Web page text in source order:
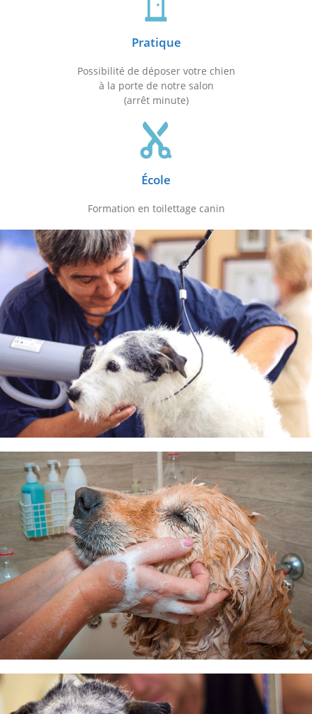
Pratique
Possibilité de déposer votre chien
à la porte de notre salon
(arrêt minute)
École
Formation en toilettage canin